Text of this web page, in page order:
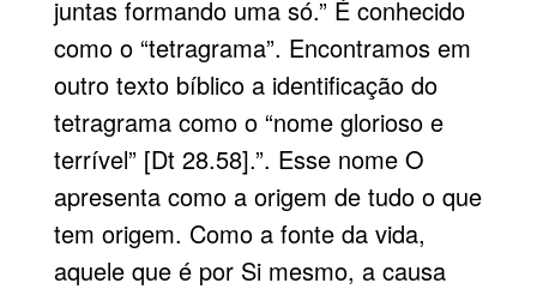
juntas formando uma só.” É conhecido
como o “tetragrama”. Encontramos em
outro texto bíblico a identificação do
tetragrama como o “nome glorioso e
terrível” [Dt 28.58].”. Esse nome O
apresenta como a origem de tudo o que
tem origem. Como a fonte da vida,
aquele que é por Si mesmo, a causa